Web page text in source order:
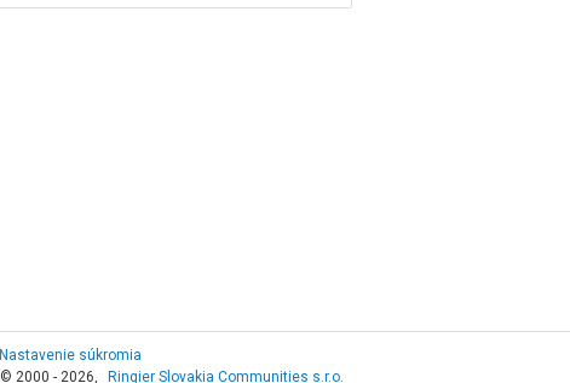
Nastavenie súkromia
© 2000 - 2026,
Ringier Slovakia Communities s.r.o.